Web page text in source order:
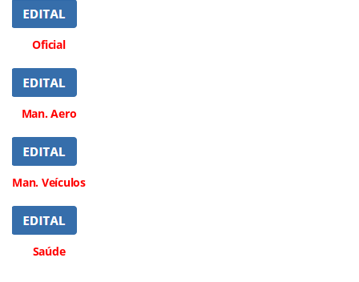
Oficial
Man. Aero
Man. Veículos
Saúde